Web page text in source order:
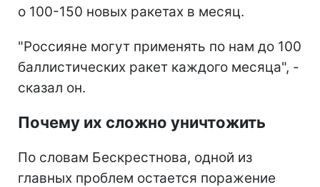
о 100-150 новых ракетах в месяц.
"Россияне могут применять по нам до 100
баллистических ракет каждого месяца", -
сказал он.
Почему их сложно уничтожить
По словам Бескрестнова, одной из
главных проблем остается поражение